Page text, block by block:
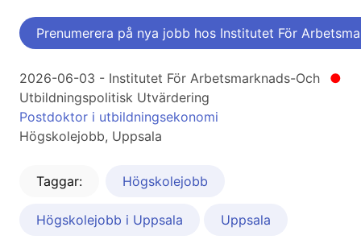
Prenumerera på nya jobb hos Institutet För
●
2026-06-03 - Institutet För Arbetsmarknads-Och
Utbildningspolitisk Utvärdering
Postdoktor i utbildningsekonomi
Högskolejobb, Uppsala
Taggar: Högskolejobb
Högskolejobb i Uppsala Uppsala